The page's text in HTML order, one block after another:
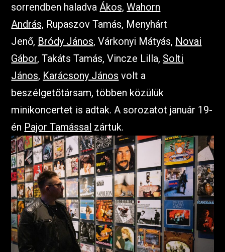
sorrendben haladvaÁkos, Wahorn
András, Rupaszov Tamás, Menyhárt
Jenő, Bródy János, Várkonyi Mátyás, Novai
Gábor, Takáts Tamás, Vincze Lilla, Solti
János, Karácsony János volt a
beszélgetőtársam, többen közülük
minikoncertet is adtak. A sorozatot január 19-
én Pajor Tamással zártuk.